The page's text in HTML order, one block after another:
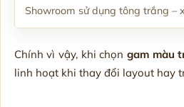
Showroom sử dụng tông trắng –
Chính vì vậy, khi chọn gam màu
linh hoạt khi thay đổi layout hay